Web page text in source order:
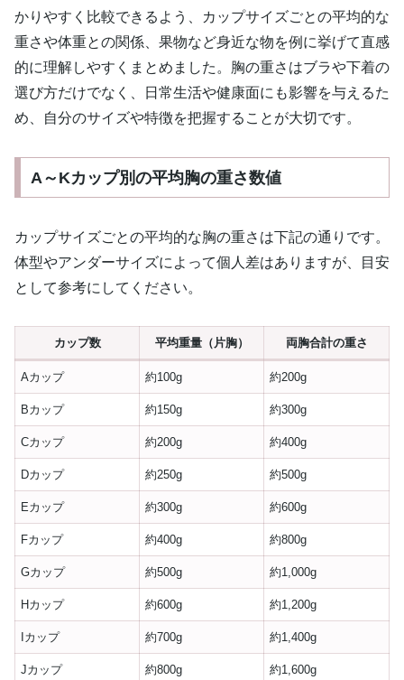
かりやすく比較できるよう、カップサイズごとの平均的な
重さや体重との関係、果物など身近な物を例に挙げて直感
的に理解しやすくまとめました。胸の重さはブラや下着の
選び方だけでなく、日常生活や健康面にも影響を与えるた
め、自分のサイズや特徴を把握することが大切です。
A～Kカップ別の平均胸の重さ数値
カップサイズごとの平均的な胸の重さは下記の通りです。
体型やアンダーサイズによって個人差はありますが、目安
として参考にしてください。
カップ数 平均重量（片胸） 両胸合計の重さ
Aカップ 約100g 約200g
Bカップ 約150g 約300g
Cカップ 約200g 約400g
Dカップ 約250g 約500g
Eカップ 約300g 約600g
Fカップ 約400g 約800g
Gカップ 約500g 約1,000g
Hカップ 約600g 約1,200g
Iカップ 約700g 約1,400g
Jカップ 約800g 約1,600g